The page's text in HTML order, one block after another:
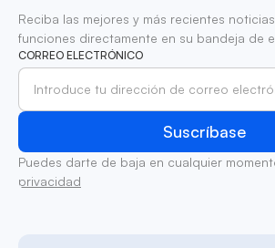
Reciba las mejores y más recientes
funciones directamente en su bandeja de
CORREO ELECTRÓNICO
Puedes darte de baja en cualquier
privacidad